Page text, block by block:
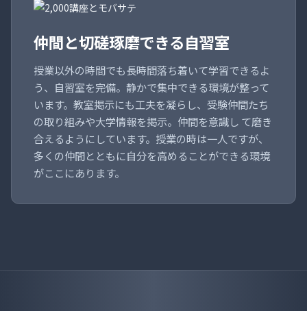
仲間と切磋琢磨できる自習室
授業以外の時間でも長時間落ち着いて学習できるよ
う、自習室を完備。静かで集中できる環境が整って
います。教室掲示にも工夫を凝らし、受験仲間たち
の取り組みや大学情報を掲示。仲間を意識し て磨き
合えるようにしています。授業の時は一人ですが、
多くの仲間とともに自分を高めることができる環境
がここにあります。